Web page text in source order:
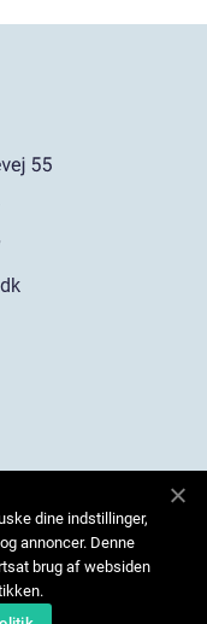
dine indstillinger,
annoncer. Denne
brug af websiden